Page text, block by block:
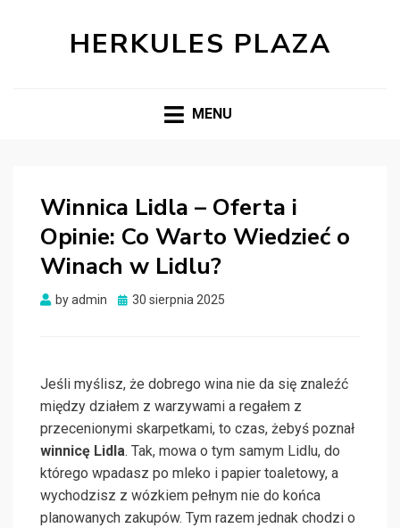
HERKULES PLAZA
MENU
Winnica Lidla – Oferta i
Opinie: Co Warto Wiedzieć o
Winach w Lidlu?
byadmin
Posted
30 sierpnia 2025
Jeśli myślisz, że dobrego wina nie da się znaleźć
między działem z warzywami a regałem z
przecenionymi skarpetkami, to czas, żebyś poznał
winnicę Lidla. Tak, mowa o tym samym Lidlu, do
którego wpadasz po mleko i papier toaletowy, a
wychodzisz z wózkiem pełnym nie do końca
planowanych zakupów. Tym razem jednak chodzi o